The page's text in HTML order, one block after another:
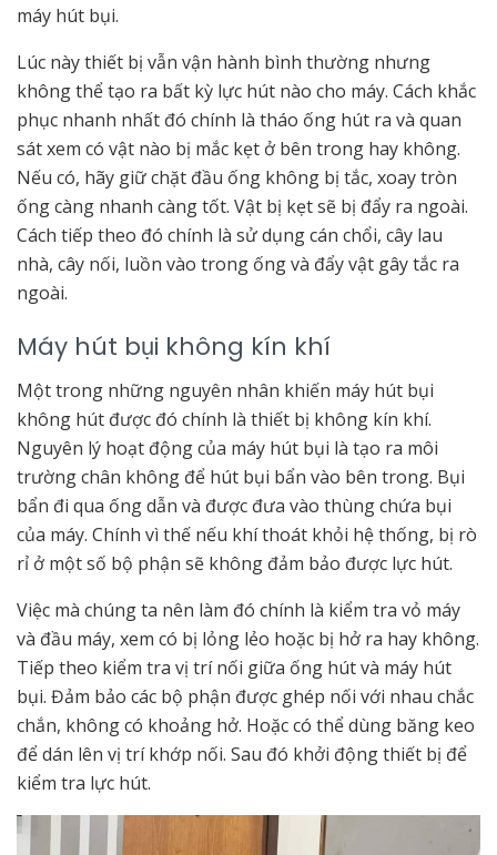
máy hút bụi.
Lúc này thiết bị vẫn vận hành bình thường nhưng
không thể tạo ra bất kỳ lực hút nào cho máy. Cách khắc
phục nhanh nhất đó chính là tháo ống hút ra và quan
sát xem có vật nào bị mắc kẹt ở bên trong hay không.
Nếu có, hãy giữ chặt đầu ống không bị tắc, xoay tròn
ống càng nhanh càng tốt. Vật bị kẹt sẽ bị đẩy ra ngoài.
Cách tiếp theo đó chính là sử dụng cán chổi, cây lau
nhà, cây nối, luồn vào trong ống và đẩy vật gây tắc ra
ngoài.
Máy hút bụi không kín khí
Một trong những nguyên nhân khiến máy hút bụi
không hút được đó chính là thiết bị không kín khí.
Nguyên lý hoạt động của máy hút bụi là tạo ra môi
trường chân không để hút bụi bẩn vào bên trong. Bụi
bẩn đi qua ống dẫn và được đưa vào thùng chứa bụi
của máy. Chính vì thế nếu khí thoát khỏi hệ thống, bị rò
rỉ ở một số bộ phận sẽ không đảm bảo được lực hút.
Việc mà chúng ta nên làm đó chính là kiểm tra vỏ máy
và đầu máy, xem có bị lỏng lẻo hoặc bị hở ra hay không.
Tiếp theo kiểm tra vị trí nối giữa ống hút và máy hút
bụi. Đảm bảo các bộ phận được ghép nối với nhau chắc
chắn, không có khoảng hở. Hoặc có thể dùng băng keo
để dán lên vị trí khớp nối. Sau đó khởi động thiết bị để
kiểm tra lực hút.